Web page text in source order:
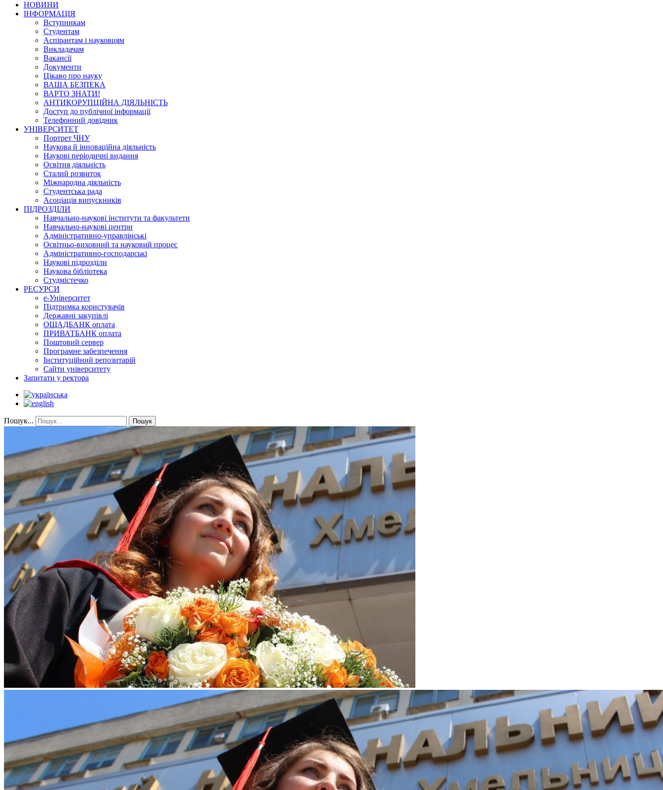
НОВИНИ
ІНФОРМАЦІЯ
Вступникам
Студентам
Аспірантам і науковцям
Викладачам
Вакансії
Документи
Цікаво про науку
ВАША БЕЗПЕКА
ВАРТО ЗНАТИ!
АНТИКОРУПЦІЙНА ДІЯЛЬНІСТЬ
Доступ до публічної інформації
Телефонний довідник
УНІВЕРСИТЕТ
Портрет ЧНУ
Наукова й інноваційна діяльність
Наукові періодичні видання
Освітня діяльність
Сталий розвиток
Міжнародна діяльність
Студентська рада
Асоціація випускників
ПІДРОЗДІЛИ
Навчально-наукові інститути та факультети
Навчально-наукові центри
Адміністративно-управлінські
Освітньо-виховний та науковий процес
Адміністративно-господарські
Наукові підрозділи
Наукова бібліотека
Студмістечко
РЕСУРСИ
е-Університет
Підтримка користувачів
Державні закупівлі
ОЩАДБАНК оплата
ПРИВАТБАНК оплата
Поштовий сервер
Програмне забезпечення
Інституційний репозитарій
Сайти університету
Запитати у ректора
Пошук... Пошук